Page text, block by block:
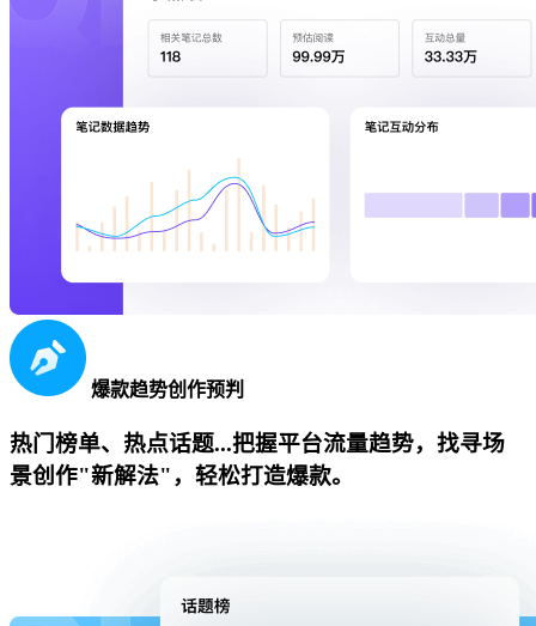
爆款趋势创作预判
热门榜单、热点话题...把握平台流量趋势，找寻场
景创作"新解法"，轻松打造爆款。